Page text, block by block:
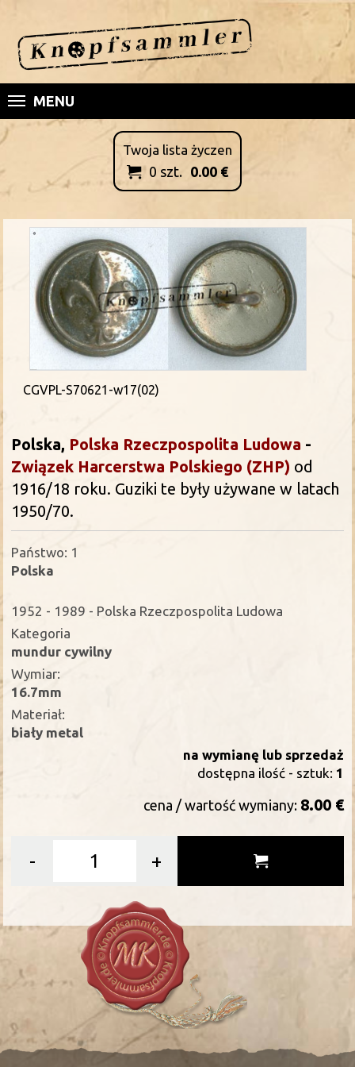
MENU
Twoja lista życzen
 0 szt. 0.00 €
CGVPL-S70621-w17(02)
Polska, Polska Rzeczpospolita Ludowa -
Związek Harcerstwa Polskiego (ZHP) od
1916/18 roku. Guziki te były używane w latach
1950/70.
Państwo: 1
Polska
1952 - 1989 - Polska Rzeczpospolita Ludowa
Kategoria
mundur cywilny
Wymiar:
16.7mm
Materiał:
biały metal
na wymianę lub sprzedaż
dostępna ilość - sztuk: 1
cena / wartość wymiany: 8.00 €
- +